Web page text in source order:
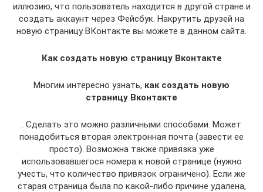
иллюзию, что пользователь находится в другой стране и
создать аккаунт через Фейсбук. Накрутить друзей на
новую страницу ВКонтакте вы можете в данном сайта.
Как создать новую страницу Вконтакте
Многим интересно узнать, как создать новую
страницу Вконтакте
. Сделать это можно различными способами. Может
понадобиться вторая электронная почта (завести ее
просто). Возможна также привязка уже
использовавшегося номера к новой странице (нужно
учесть, что количество привязок ограничено). Если же
старая страница была по какой-либо причине удалена,